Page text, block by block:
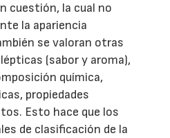
cuestión, la cual no
la apariencia
se valoran otras
(sabor y aroma),
química,
propiedades
Esto hace que los
de clasificación de la